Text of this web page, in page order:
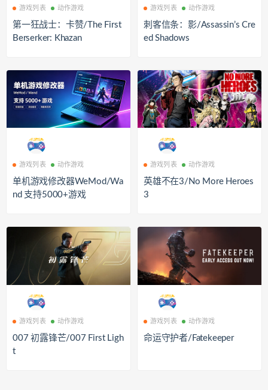
游戏列表 动作游戏
第一狂战士：卡赞/The First
Berserker: Khazan
游戏列表 动作游戏
刺客信条：影/Assassin’s Cre
ed Shadows
游戏列表 动作游戏
单机游戏修改器WeMod/Wa
nd 支持5000+游戏
游戏列表 动作游戏
英雄不在3/No More Heroes
3
游戏列表 动作游戏
007 初露锋芒/007 First Ligh
t
游戏列表 动作游戏
命运守护者/Fatekeeper